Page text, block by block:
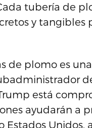
tubería de
y tangibles
de plomo es
está
ayudarán a
Unidos,